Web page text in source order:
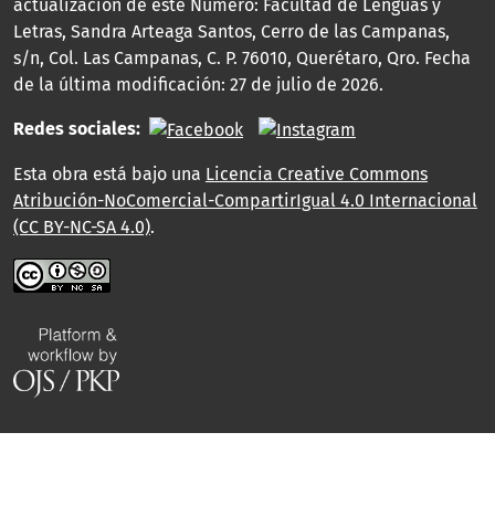
actualización de este Número: Facultad de Lenguas y
Letras, Sandra Arteaga Santos, Cerro de las Campanas,
s/n, Col. Las Campanas, C. P. 76010, Querétaro, Qro. Fecha
de la última modificación: 27 de julio de 2026.
Redes sociales:
Esta obra está bajo una Licencia Creative Commons
Atribución-NoComercial-CompartirIgual 4.0 Internacional
(CC BY-NC-SA 4.0).